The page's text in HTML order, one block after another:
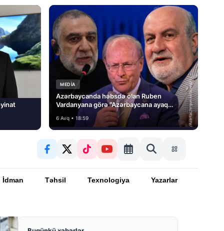
MEDİA
Azərbaycanda həbsdə olan Ruben
Vardanyana görə “Azərbaycana ayaq
basmayacağını” dedi və…
6 Avq • 18:59
İdman Təhsil Texnologiya Yazarlar